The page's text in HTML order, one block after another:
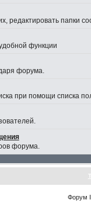
редактировать папки
функции
форума.
при помощи списка
форума.
Форум